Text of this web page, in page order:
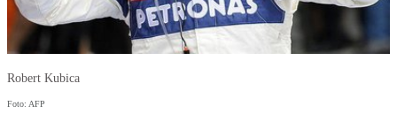
Robert Kubica
Foto: AFP